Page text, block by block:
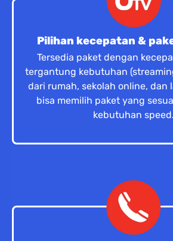
Pilihan kecepatan &
Tersedia paket dengan
tergantung kebutuhan
dari rumah, sekolah online, dan
bisa memilih paket yang
kebutuhan speed.